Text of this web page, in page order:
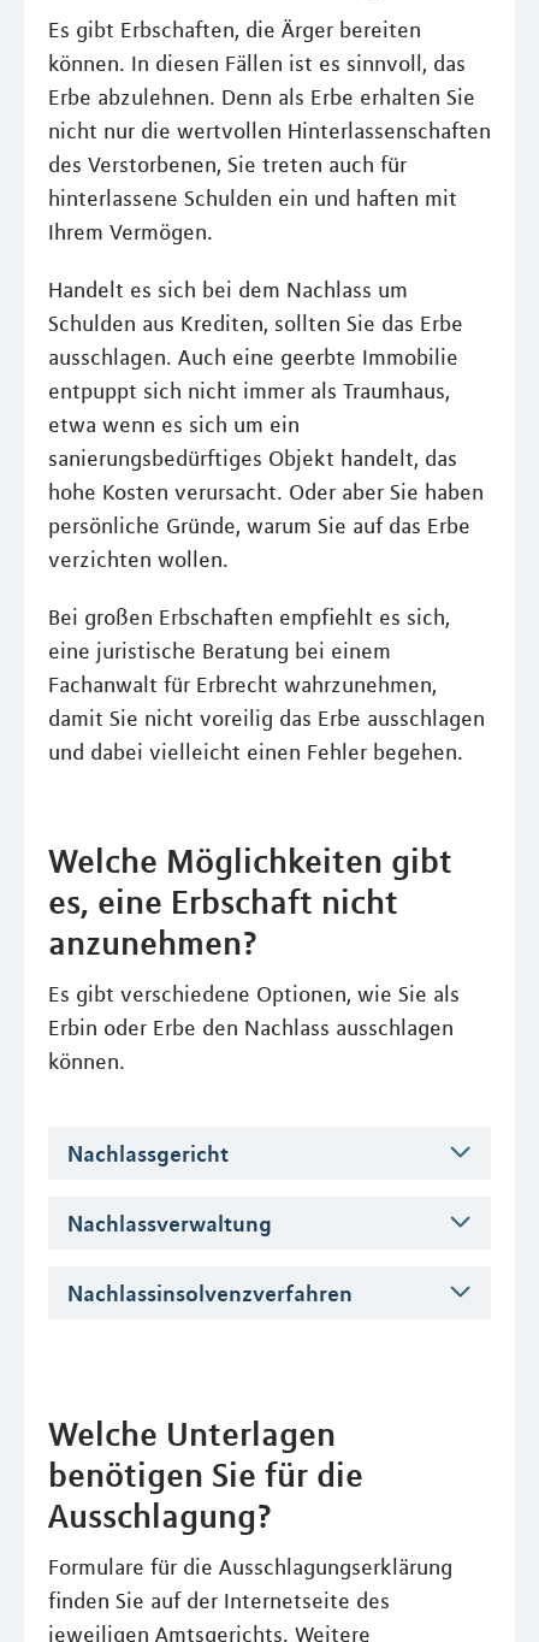
Es gibt Erbschaften, die Ärger bereiten
können. In diesen Fällen ist es sinnvoll, das
Erbe abzulehnen. Denn als Erbe erhalten Sie
nicht nur die wertvollen Hinterlassenschaften
des Verstorbenen, Sie treten auch für
hinterlassene Schulden ein und haften mit
Ihrem Vermögen.
Handelt es sich bei dem Nachlass um
Schulden aus Krediten, sollten Sie das Erbe
ausschlagen. Auch eine geerbte Immobilie
entpuppt sich nicht immer als Traumhaus,
etwa wenn es sich um ein
sanierungsbedürftiges Objekt handelt, das
hohe Kosten verursacht. Oder aber Sie haben
persönliche Gründe, warum Sie auf das Erbe
verzichten wollen.
Bei großen Erbschaften empfiehlt es sich,
eine juristische Beratung bei einem
Fachanwalt für Erbrecht wahrzunehmen,
damit Sie nicht voreilig das Erbe ausschlagen
und dabei vielleicht einen Fehler begehen.
Welche Möglichkeiten gibt
es, eine Erbschaft nicht
anzunehmen?
Es gibt verschiedene Optionen, wie Sie als
Erbin oder Erbe den Nachlass ausschlagen
können.
Nachlassgericht
Nachlassverwaltung
Nachlassinsolvenzverfahren
Welche Unterlagen
benötigen Sie für die
Ausschlagung?
Formulare für die Ausschlagungserklärung
finden Sie auf der Internetseite des
jeweiligen Amtsgerichts. Weitere